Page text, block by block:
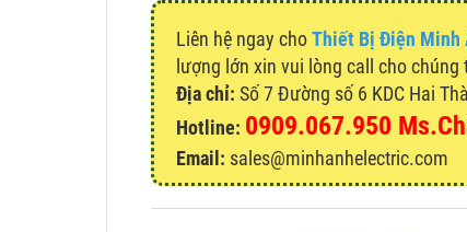
Liên hệ ngay choThiết Bị Điện Minh
lượng lớn xin vui lòng call cho
Địa chỉ: Số 7 Đường số 6 KDC Hai
Hotline: 0909.067.950
Email: sales@minhanhelectric.com